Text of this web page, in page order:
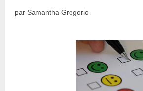
par Samantha Gregorio